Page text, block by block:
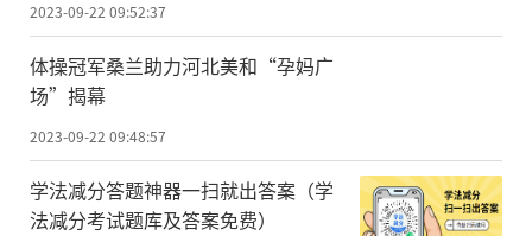
2023-09-22 09:52:37
体操冠军桑兰助力河北美和“孕妈广
场”揭幕
2023-09-22 09:48:57
学法减分答题神器一扫就出答案（学
法减分考试题库及答案免费）